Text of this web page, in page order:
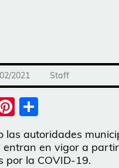
2021 Staff
Pinterest
las autoridades
entran en vigor a
por la COVID-19.